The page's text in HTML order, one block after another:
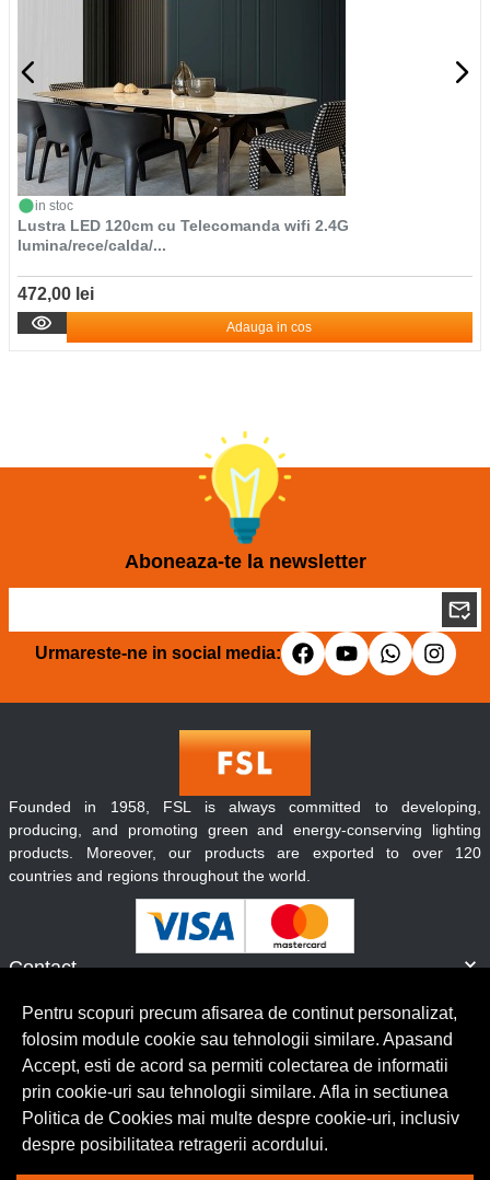
in stoc
Lustra LED 120cm cu Telecomanda wifi 2.4G
lumina/rece/calda/...
472,00 lei
Adauga in cos
Aboneaza-te la newsletter
Urmareste-ne in social media:
Contact
Servicii clienti
Founded in 1958, FSL is always committed to developing,
producing, and promoting green and energy-conserving lighting
products. Moreover, our products are exported to over 120
countries and regions throughout the world.
© Copyright 2026 Lumilux. Toate drepturile rezervate.
Pentru scopuri precum afisarea de continut personalizat,
folosim module cookie sau tehnologii similare. Apasand
Accept, esti de acord sa permiti colectarea de informatii
prin cookie-uri sau tehnologii similare. Afla in sectiunea
Politica de Cookies mai multe despre cookie-uri, inclusiv
despre posibilitatea retragerii acordului.